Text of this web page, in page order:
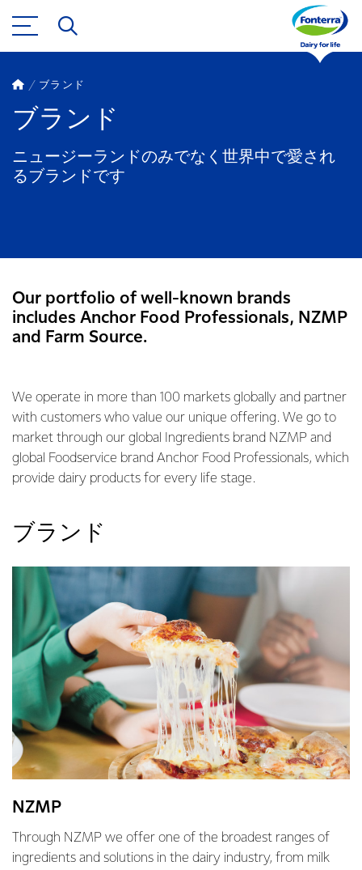
ブランド
ブランド
ニュージーランドのみでなく世界中で愛され
るブランドです
Our portfolio of well-known brands
includes Anchor Food Professionals, NZMP
and Farm Source.
We operate in more than 100 markets globally and partner
with customers who value our unique offering. We go to
market through our global Ingredients brand NZMP and
global Foodservice brand Anchor Food Professionals, which
provide dairy products for every life stage.
ブランド
NZMP
Through NZMP we offer one of the broadest ranges of
ingredients and solutions in the dairy industry, from milk